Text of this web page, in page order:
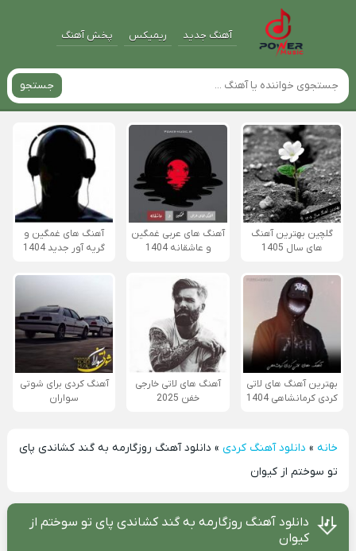
آهنگ جدید ریمیکس پخش آهنگ
جستجو
گلچین بهترین آهنگ
های سال 1405
آهنگ های عربی غمگین
و عاشقانه 1404
آهنگ های غمگین و
گریه آور جدید 1404
بهترین آهنگ های لاتی
کردی کرمانشاهی 1404
آهنگ های لاتی خارجی
خفن 2025
آهنگ کردی برای شوتی
سواران
خانه» دانلود آهنگ کردی » دانلود آهنگ روزگارمه به گند کشاندی پای
تو سوختم از کیوان
دانلود آهنگ روزگارمه به گند کشاندی پای تو سوختم از
کیوان